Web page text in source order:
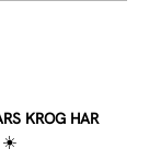
KROG HAR
☀️